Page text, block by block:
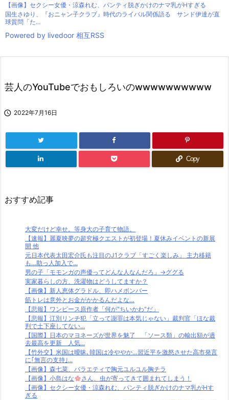
【画像】セクシー女優・涼森れむ、パンティ脱ぎかけのナマ乳がHすぎる
国生さゆり、『おニャン子クラブ』時代のライバル関係語る サンド伊達が直
球質問「た...
Powered by livedoor 相互RSS
芸人のYouTubeでおもしろいのwwwwwwwwww
 2022年7月16日
Copy
おすすめ記事
大変だけど幸せ。等身大の子育て物語。
【速報】麗夏映夢の超究極クエストが初登場！夏休みイベントの新展
開 他
元日本代表太田宏介氏も注目のJ1クラブ「すごく楽しみ」 主力移籍
も…助っ人加入で...
男の子「モモンガの声優ってどんな人なんだろ」→ググる
実家暮らしの方、洗濯物はどうしてますか？
【画像】新人恵体グラドル、即ハメボンバー
筋トレは意外とお金がかかるんだよな…
【悲報】ワンピース原作者「何が"ちいかわ"だ」
【悲報】江別リンチ犯「立って謝罪は本気じゃない」裁判官「ほな裁
判で土下座してない...
【国際】日本のマヨネーズが世界を魅了 「ソース類」の輸出額が過
去最高を更新 人気...
【竹外交】米国は曖昧､韓国は冷ややか…習近平を激怒させた高市発言
に｢無言の支持｣...
【画像】森七菜、バラエティで胸元ユルユル胸チラ
【画像】小島はな
さん、虫が寄ってきて囲まれてしまう！
【画像】セクシー女優・涼森れむ、パンティ脱ぎかけのナマ乳がHす
ぎる